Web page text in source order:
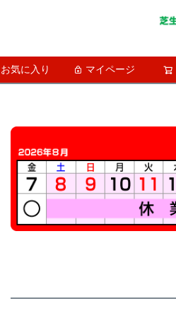
お気に入り マイページ